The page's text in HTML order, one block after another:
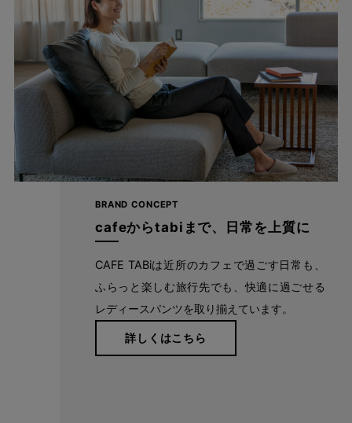
BRAND CONCEPT
cafeからtabiまで、日常を上質に
CAFE TABiは近所のカフェで過ごす日常も、
ふらっと楽しむ旅行先でも、快適に過ごせる
レディースパンツを取り揃えています。
詳しくはこちら